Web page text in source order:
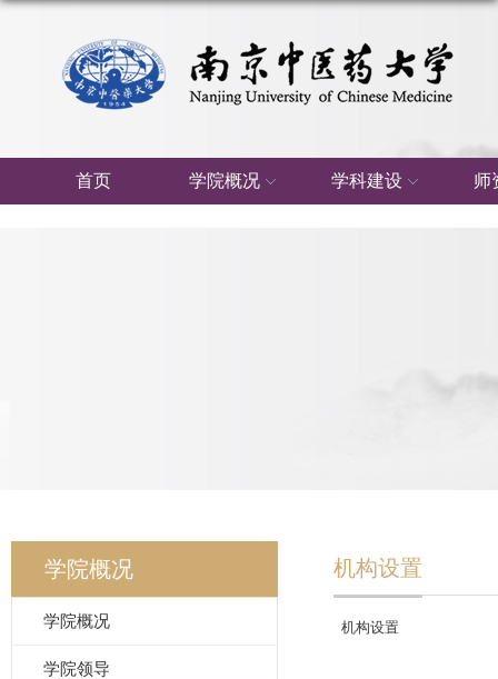
首页 学院概况 学科建设 师
学院概况
学院概况
学院领导
机构设置
机构设置